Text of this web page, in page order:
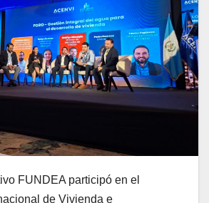
FUNDEA participó en el
de Vivienda e